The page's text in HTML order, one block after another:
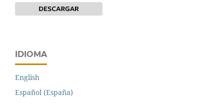
IDIOMA
English
Español (España)